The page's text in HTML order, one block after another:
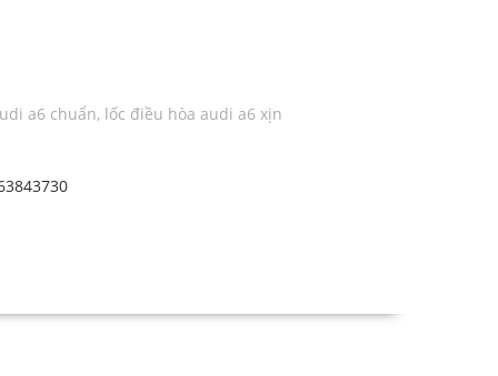
a6 chuẩn, lốc điều hòa audi a6 xịn